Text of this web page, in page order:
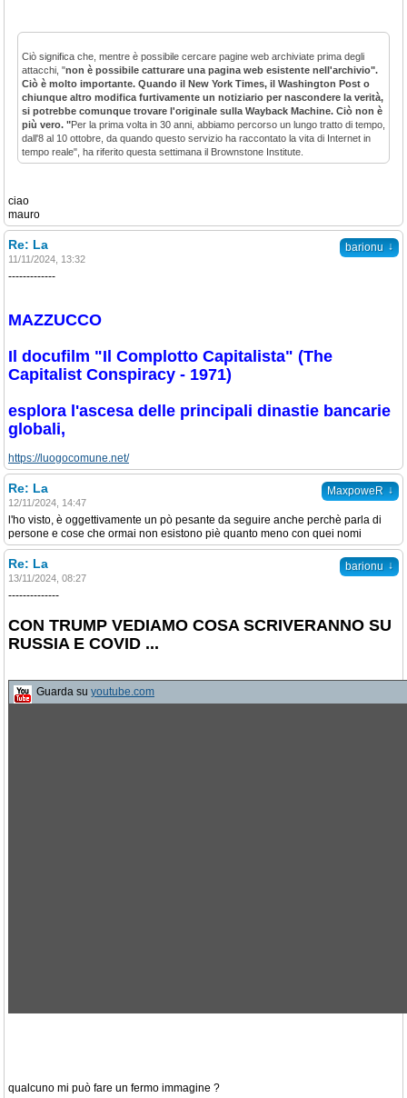
Ciò significa che, mentre è possibile cercare pagine web archiviate prima degli
attacchi, "non è possibile catturare una pagina web esistente nell'archivio".
Ciò è molto importante. Quando il New York Times, il Washington Post o
chiunque altro modifica furtivamente un notiziario per nascondere la verità,
si potrebbe comunque trovare l'originale sulla Wayback Machine. Ciò non è
più vero. "Per la prima volta in 30 anni, abbiamo percorso un lungo tratto di tempo,
dall'8 al 10 ottobre, da quando questo servizio ha raccontato la vita di Internet in
tempo reale", ha riferito questa settimana il Brownstone Institute.
ciao
mauro
barionu ↓
Re: La
11/11/2024, 13:32
-------------
MAZZUCCO
Il docufilm "Il Complotto Capitalista" (The
Capitalist Conspiracy - 1971)
esplora l'ascesa delle principali dinastie bancarie
globali,
https://luogocomune.net/
MaxpoweR ↓
Re: La
12/11/2024, 14:47
l'ho visto, è oggettivamente un pò pesante da seguire anche perchè parla di
persone e cose che ormai non esistono piè quanto meno con quei nomi
barionu ↓
Re: La
13/11/2024, 08:27
--------------
CON TRUMP VEDIAMO COSA SCRIVERANNO SU
RUSSIA E COVID ...
Guarda su youtube.com
qualcuno mi può fare un fermo immagine ?